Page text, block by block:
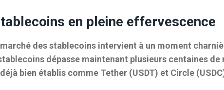
en pleine effervescence
des stablecoins intervient à un moment
dépasse maintenant plusieurs centaines de
bien établis comme Tether (USDT) et Circle